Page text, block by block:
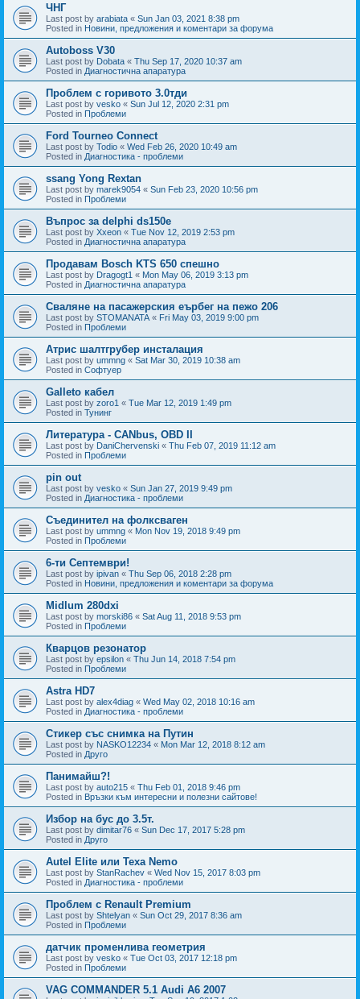
ЧНГ
Last post by arabiata « Sun Jan 03, 2021 8:38 pm
Posted in Новини, предложения и коментари за форума
Autoboss V30
Last post by Dobata « Thu Sep 17, 2020 10:37 am
Posted in Диагностична апаратура
Проблем с горивото 3.0тди
Last post by vesko « Sun Jul 12, 2020 2:31 pm
Posted in Проблеми
Ford Tourneo Connect
Last post by Todio « Wed Feb 26, 2020 10:49 am
Posted in Диагностика - проблеми
ssang Yong Rextan
Last post by marek9054 « Sun Feb 23, 2020 10:56 pm
Posted in Проблеми
Въпрос за delphi ds150e
Last post by Xxeon « Tue Nov 12, 2019 2:53 pm
Posted in Диагностична апаратура
Продавам Bosch KTS 650 спешно
Last post by Dragogt1 « Mon May 06, 2019 3:13 pm
Posted in Диагностична апаратура
Сваляне на пасажерския еърбег на пежо 206
Last post by STOMANATA « Fri May 03, 2019 9:00 pm
Posted in Проблеми
Атрис шалтгрубер инсталация
Last post by ummng « Sat Mar 30, 2019 10:38 am
Posted in Софтуер
Galleto кабел
Last post by zoro1 « Tue Mar 12, 2019 1:49 pm
Posted in Тунинг
Литература - CANbus, OBD II
Last post by DaniChervenski « Thu Feb 07, 2019 11:12 am
Posted in Проблеми
pin out
Last post by vesko « Sun Jan 27, 2019 9:49 pm
Posted in Диагностика - проблеми
Съединител на фолксваген
Last post by ummng « Mon Nov 19, 2018 9:49 pm
Posted in Проблеми
6-ти Септември!
Last post by ipivan « Thu Sep 06, 2018 2:28 pm
Posted in Новини, предложения и коментари за форума
Midlum 280dxi
Last post by morski86 « Sat Aug 11, 2018 9:53 pm
Posted in Проблеми
Кварцов резонатор
Last post by epsilon « Thu Jun 14, 2018 7:54 pm
Posted in Проблеми
Astra HD7
Last post by alex4diag « Wed May 02, 2018 10:16 am
Posted in Диагностика - проблеми
Стикер със снимка на Путин
Last post by NASKO12234 « Mon Mar 12, 2018 8:12 am
Posted in Друго
Панимайш?!
Last post by auto215 « Thu Feb 01, 2018 9:46 pm
Posted in Връзки към интересни и полезни сайтове!
Избор на бус до 3.5т.
Last post by dimitar76 « Sun Dec 17, 2017 5:28 pm
Posted in Друго
Autel Elite или Texa Nemo
Last post by StanRachev « Wed Nov 15, 2017 8:03 pm
Posted in Диагностика - проблеми
Проблем с Renault Premium
Last post by Shtelyan « Sun Oct 29, 2017 8:36 am
Posted in Проблеми
датчик променлива геометрия
Last post by vesko « Tue Oct 03, 2017 12:18 pm
Posted in Проблеми
VAG COMMANDER 5.1 Audi A6 2007